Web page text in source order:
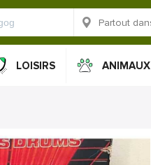
LOISIRS ANIMAUX